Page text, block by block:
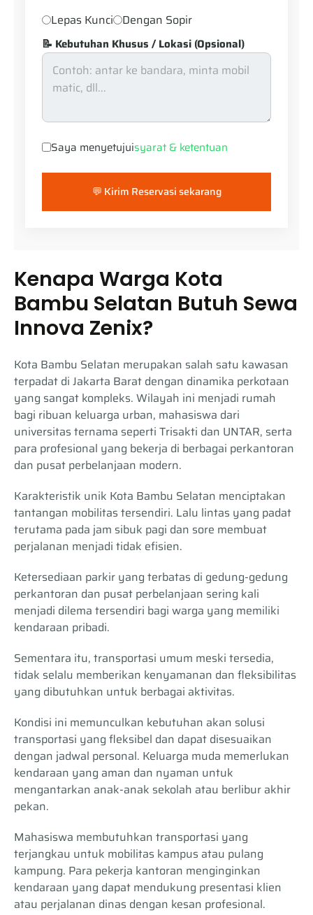
Lepas Kunci Dengan Sopir
📝 Kebutuhan Khusus / Lokasi (Opsional)
Saya menyetujuisyarat & ketentuan
💬 Kirim Reservasi sekarang
Kenapa Warga Kota
Bambu Selatan Butuh Sewa
Innova Zenix?
Kota Bambu Selatan merupakan salah satu kawasan
terpadat di Jakarta Barat dengan dinamika perkotaan
yang sangat kompleks. Wilayah ini menjadi rumah
bagi ribuan keluarga urban, mahasiswa dari
universitas ternama seperti Trisakti dan UNTAR, serta
para profesional yang bekerja di berbagai perkantoran
dan pusat perbelanjaan modern.
Karakteristik unik Kota Bambu Selatan menciptakan
tantangan mobilitas tersendiri. Lalu lintas yang padat
terutama pada jam sibuk pagi dan sore membuat
perjalanan menjadi tidak efisien.
Ketersediaan parkir yang terbatas di gedung-gedung
perkantoran dan pusat perbelanjaan sering kali
menjadi dilema tersendiri bagi warga yang memiliki
kendaraan pribadi.
Sementara itu, transportasi umum meski tersedia,
tidak selalu memberikan kenyamanan dan fleksibilitas
yang dibutuhkan untuk berbagai aktivitas.
Kondisi ini memunculkan kebutuhan akan solusi
transportasi yang fleksibel dan dapat disesuaikan
dengan jadwal personal. Keluarga muda memerlukan
kendaraan yang aman dan nyaman untuk
mengantarkan anak-anak sekolah atau berlibur akhir
pekan.
Mahasiswa membutuhkan transportasi yang
terjangkau untuk mobilitas kampus atau pulang
kampung. Para pekerja kantoran menginginkan
kendaraan yang dapat mendukung presentasi klien
atau perjalanan dinas dengan kesan profesional.